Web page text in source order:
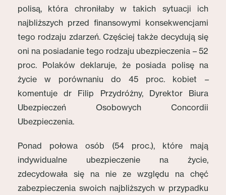
polisą, która chroniłaby w takich sytuacji ich
najbliższych przed finansowymi konsekwencjami
tego rodzaju zdarzeń. Częściej także decydują się
oni na posiadanie tego rodzaju ubezpieczenia – 52
proc. Polaków deklaruje, że posiada polisę na
życie w porównaniu do 45 proc. kobiet –
komentuje dr Filip Przydróżny, Dyrektor Biura
Ubezpieczeń Osobowych Concordii
Ubezpieczenia.
Ponad połowa osób (54 proc.), które mają
indywidualne ubezpieczenie na życie,
zdecydowała się na nie ze względu na chęć
zabezpieczenia swoich najbliższych w przypadku